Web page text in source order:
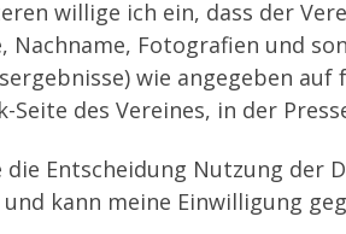
willige ich ein, dass der
Nachname, Fotografien und
wie angegeben
Seite des Vereines, in der
die Entscheidung Nutzung der
kann meine Einwilligung